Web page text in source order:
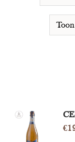
Toon
TOEVOEGEN
AAN
WINKELWAGEN
€